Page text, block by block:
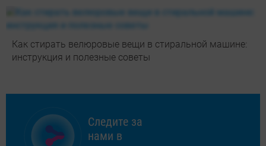
Как стирать велюровые вещи в стиральной машине:
инструкция и полезные советы
Следите за
нами в